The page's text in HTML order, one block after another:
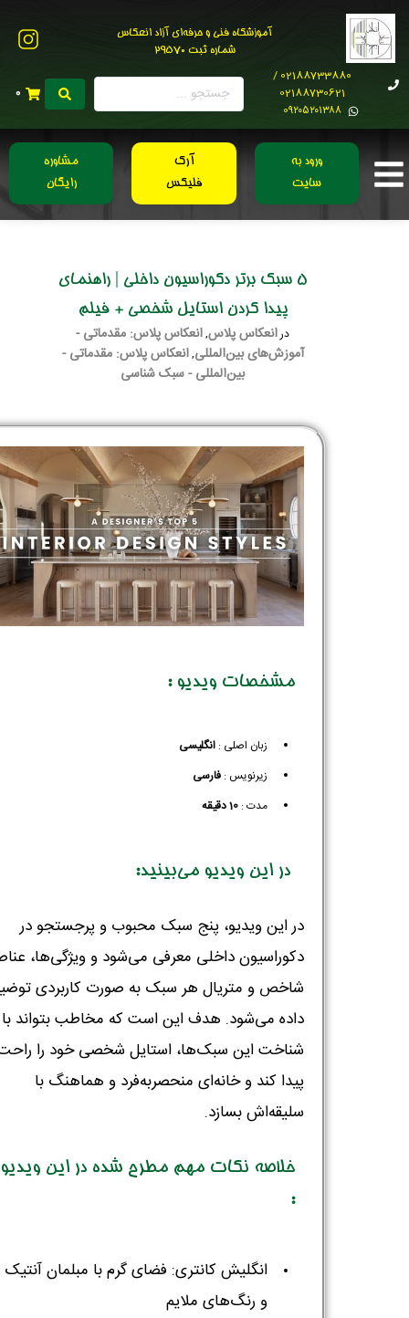
آموزشگاه فنی و حرفه‌ای آزاد انعکاس
شماره ثبت 29570
02188733880 /
02188730621
0۹۲۰۵۲۰۱۳۸۸
0
ورود به
سایت
آرک
فلیکس
مشاوره
رایگان
5 سبک برتر دکوراسیون داخلی | راهنمای
پیدا کردن استایل شخصی + فیلم
درانعکاس پلاس,انعکاس پلاس: مقدماتی -
آموزش‌های بین‌المللی,انعکاس پلاس: مقدماتی -
بین‌المللی - سبک شناسی
مشخصات ویدیو :
زبان اصلی : انگلیسی
زیرنویس :‌ فارسی
مدت : 10 دقیقه
در این ویدیو می‌بینید:
در این ویدیو، پنج سبک محبوب و پرجستجو در
دکوراسیون داخلی معرفی می‌شود و ویژگی‌ها،
شاخص و متریال هر سبک به صورت کاربردی
داده می‌شود. هدف این است که مخاطب بتواند با
شناخت این سبک‌ها، استایل شخصی خود را
پیدا کند و خانه‌ای منحصربه‌فرد و هماهنگ با
سلیقه‌اش بسازد.
خلاصه نکات مهم مطرح شده در این ویدیو
:
انگلیش کانتری: فضای گرم با مبلمان آنتیک
و رنگ‌های ملایم